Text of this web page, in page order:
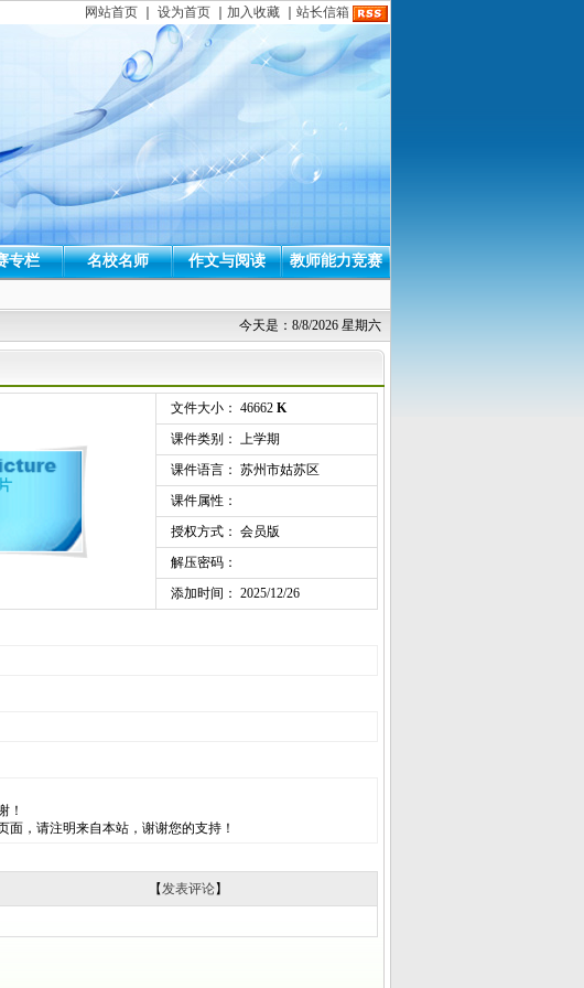
网站首页 设为首页 加入收藏 站长信箱
专栏 名校名师 作文与阅读 教师能力竞赛
今天是：8/8/2026 星期六
文件大小： 46662 K
课件类别： 上学期
课件语言： 苏州市姑苏区
课件属性：
授权方式： 会员版
解压密码：
添加时间： 2025/12/26
！
，请注明来自本站，谢谢您的支持！
发表评论】